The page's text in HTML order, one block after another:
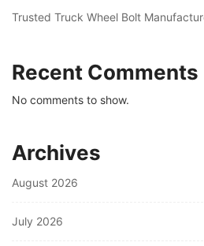
Trusted Truck Wheel Bolt
Recent Comments
No comments to show.
Archives
August 2026
July 2026